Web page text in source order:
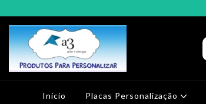
Início Placas Personalização